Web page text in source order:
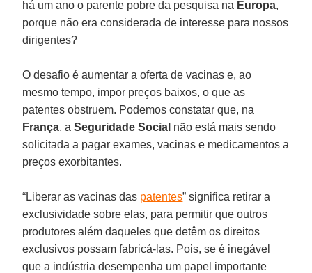
há um ano o parente pobre da pesquisa na Europa,
porque não era considerada de interesse para nossos
dirigentes?
O desafio é aumentar a oferta de vacinas e, ao
mesmo tempo, impor preços baixos, o que as
patentes obstruem. Podemos constatar que, na
França, aSeguridade Social não está mais sendo
solicitada a pagar exames, vacinas e medicamentos a
preços exorbitantes.
“Liberar as vacinas das patentes” significa retirar a
exclusividade sobre elas, para permitir que outros
produtores além daqueles que detêm os direitos
exclusivos possam fabricá-las. Pois, se é inegável
que a indústria desempenha um papel importante